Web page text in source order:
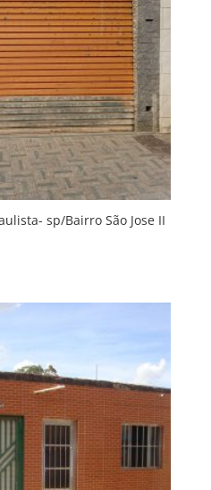
sp/Bairro São Jose II